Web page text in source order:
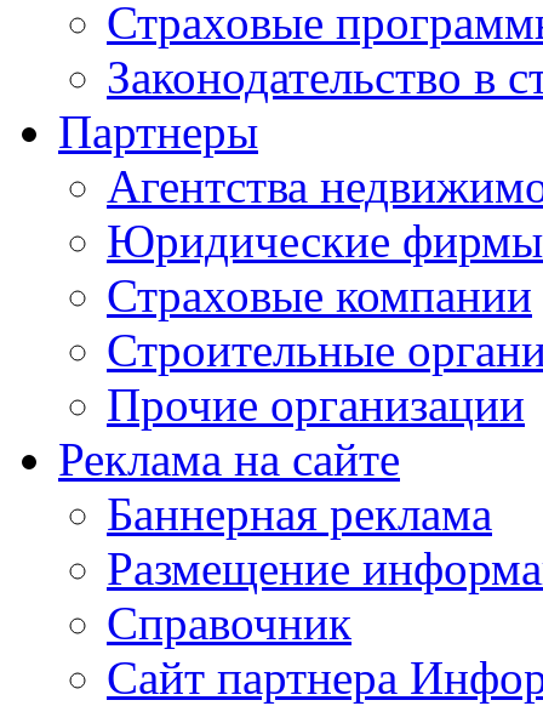
Страховые
Законодательство в
Партнеры
Агентства
Юридические фирмы
Страховые компании
Строительные
Прочие организации
Реклама на сайте
Баннерная реклама
Размещение
Справочник
Сайт партнера